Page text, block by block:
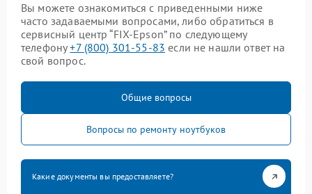
Вы можете ознакомиться с приведенными ниже
часто задаваемыми вопросами, либо обратиться в
сервисный центр “FIX-Epson” по следующему
телефону+7 (800) 301-55-83 если не нашли ответ на
свой вопрос.
Общие вопросы
Вопросы по ремонту ноутбуков
Какие документы вы предоставляете?